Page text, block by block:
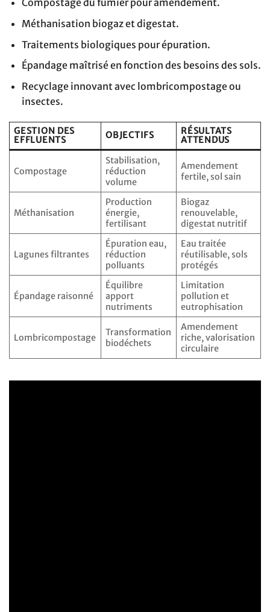
Compostage du fumier pour amendement.
Méthanisation biogaz et digestat.
Traitements biologiques pour épuration.
Épandage maîtrisé en fonction des besoins des sols.
Recyclage innovant avec lombricompostage ou
insectes.
GESTION DES
EFFLUENTS
OBJECTIFS
RÉSULTATS
ATTENDUS
Compostage
Stabilisation,
réduction
volume
Amendement
fertile, sol sain
Méthanisation
Production
énergie,
fertilisant
Biogaz
renouvelable,
digestat nutritif
Lagunes filtrantes
Épuration eau,
réduction
polluants
Eau traitée
réutilisable, sols
protégés
Épandage raisonné
Équilibre
apport
nutriments
Limitation
pollution et
eutrophisation
Lombricompostage
Transformation
biodéchets
Amendement
riche, valorisation
circulaire